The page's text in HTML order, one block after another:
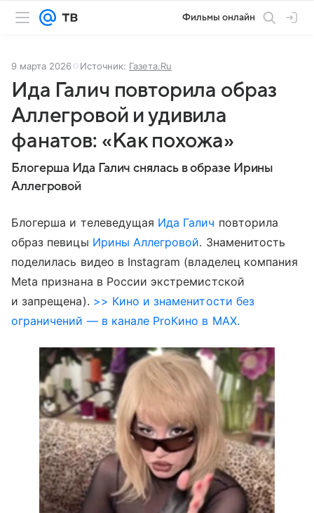
Фильмы онлайн
9 марта 2026 Источник: Газета.Ru
Ида Галич повторила образ
Аллегровой и удивила
фанатов: «Как похожа»
Блогерша Ида Галич снялась в образе Ирины
Аллегровой
Блогерша и телеведущая Ида Галич повторила
образ певицы Ирины Аллегровой. Знаменитость
поделилась видео в Instagram (владелец компания
Meta признана в России экстремистской
и запрещена). >> Кино и знаменитости без
ограничений — в канале ProКино в MAX.